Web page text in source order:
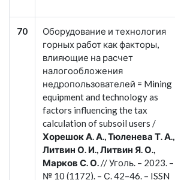
70
Оборудование и технология
горных работ как факторы,
влияющие на расчет
налогообложения
недропользователей = Mining
equipment and technology as
factors influencing the tax
calculation of subsoil users /
Хорешок А. А., Тюленева Т. А.,
Литвин О. И., Литвин Я. О.,
Марков С. О.// Уголь. – 2023. –
№ 10 (1172). – С. 42–46. – ISSN